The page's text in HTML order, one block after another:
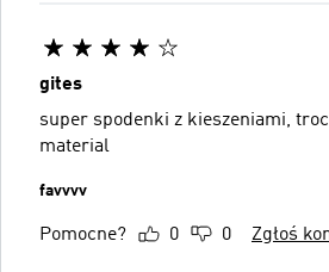
gites
super spodenki z kieszeniami,
material
favvvv
Pomocne? 0 0 Zgłoś